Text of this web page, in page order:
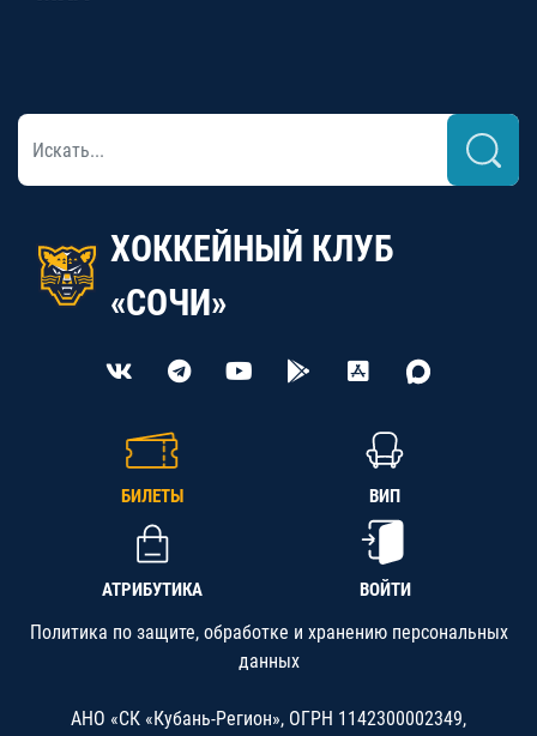
ХОККЕЙНЫЙ КЛУБ
«СОЧИ»
БИЛЕТЫ ВИП
АТРИБУТИКА ВОЙТИ
Политика по защите, обработке и хранению персональных
данных
АНО «СК «Кубань-Регион», ОГРН 1142300002349,